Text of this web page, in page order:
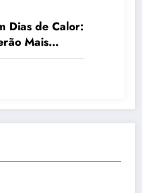
Dias de Calor:
Mais